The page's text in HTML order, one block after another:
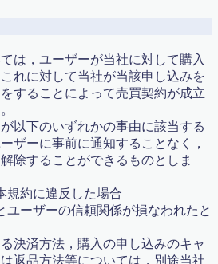
募集スタート！｜高槻の個別指導
引法に基づく表記
談
施 城南校＆真上校
内2020年度
の利用と逆比
は，ユーザーが当社に対して購入
れに対して当社が当該申し込みを
することによって売買契約が成立
以下のいずれかの事由に該当する
ザーに事前に通知することなく，
除することができるものとしま
規約に違反した場合
ユーザーの信頼関係が損なわれたと
決済方法，購入の申し込みのキャ
返品方法等については，別途当社